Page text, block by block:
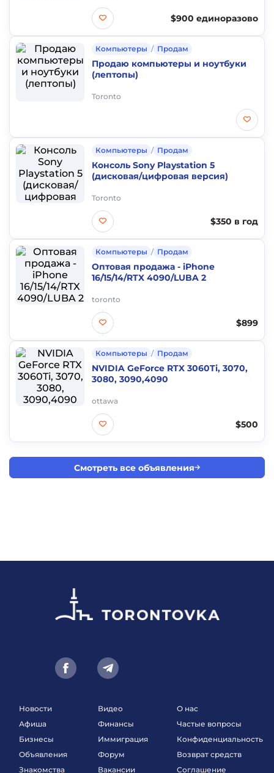
$900 единоразово
Компьютеры / Продам
Продаю компьютеры и ноутбуки
(лептопы)
Toronto
Компьютеры / Продам
Консоль Sony Playstation 5
(дисковая/цифровая версия)
Toronto
$350 в год
Компьютеры / Продам
Оптовая продажа - iPhone
16/15/14/RTX 4090/LUBA 2
toronto
$899
Компьютеры / Продам
NVIDIA GeForce RTX 3060Ti, 3070,
3080, 3090,4090
ottawa
$500
Смотреть все объявления
Новости
Афиша
Бизнесы
Объявления
Знакомства
Видео
Финансы
Иммиграция
Форум
Вакансии
О нас
Частые вопросы
Конфиденциальность
Возврат средств
Соглашение